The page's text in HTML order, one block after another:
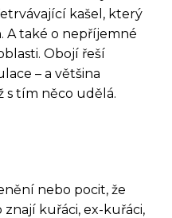
kašel, který
A také o nepříjemné
Obojí řeší
– a většina
s tím něco udělá.
nebo pocit, že
kuřáci, ex-kuřáci,